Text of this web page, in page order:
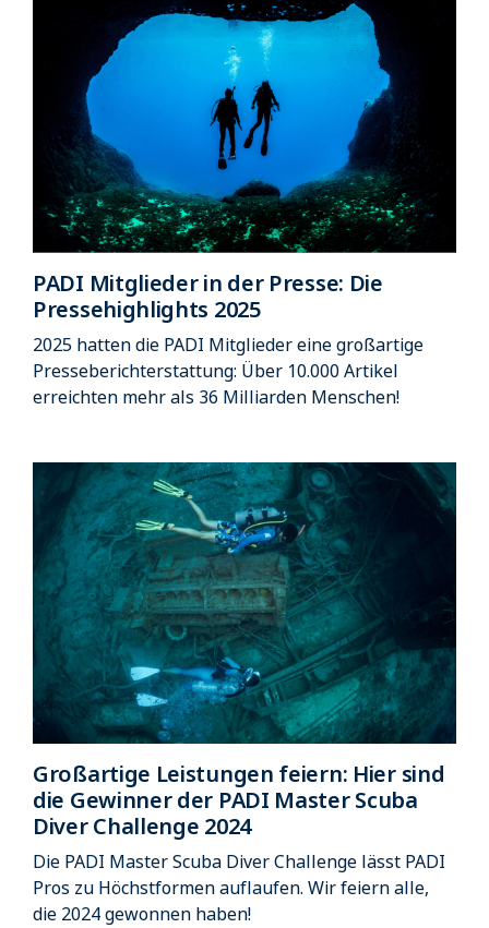
PADI Mitglieder in der Presse: Die
Pressehighlights 2025
2025 hatten die PADI Mitglieder eine großartige
Presseberichterstattung: Über 10.000 Artikel
erreichten mehr als 36 Milliarden Menschen!
Großartige Leistungen feiern: Hier sind
die Gewinner der PADI Master Scuba
Diver Challenge 2024
Die PADI Master Scuba Diver Challenge lässt PADI
Pros zu Höchstformen auflaufen. Wir feiern alle,
die 2024 gewonnen haben!